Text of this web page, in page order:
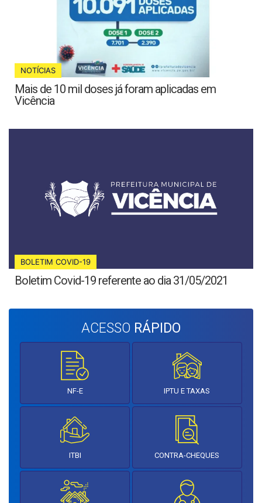
NOTÍCIAS
Mais de 10 mil doses já foram aplicadas em
Vicência
BOLETIM COVID-19
Boletim Covid-19 referente ao dia 31/05/2021
ACESSO RÁPIDO
NF-E IPTU E TAXAS
ITBI CONTRA-CHEQUES